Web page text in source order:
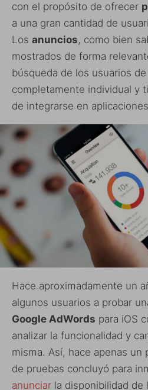
con el propósito de ofrecer
a una gran cantidad de
Los anuncios, como bien
mostrados de forma
búsqueda de los usuarios de
completamente individual y
de integrarse en
Hace aproximadamente un
algunos usuarios a probar
Google AdWords para iOS
analizar la funcionalidad y
misma. Así, hace apenas un
de pruebas concluyó para
anunciar la disponibilidad de